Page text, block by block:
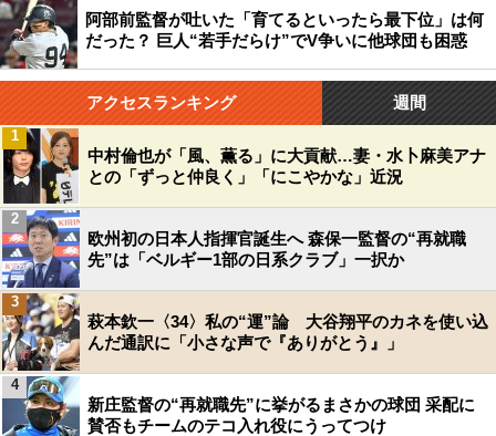
阿部前監督が吐いた「育てるといったら最下位」は何
だった？ 巨人“若手だらけ”でV争いに他球団も困惑
アクセスランキング 週間
中村倫也が「風、薫る」に大貢献…妻・水卜麻美アナ
との「ずっと仲良く」「にこやかな」近況
1
欧州初の日本人指揮官誕生へ 森保一監督の“再就職
先”は「ベルギー1部の日系クラブ」一択か
2
萩本欽一〈34〉私の“運”論 大谷翔平のカネを使い込
んだ通訳に「小さな声で『ありがとう』」
3
新庄監督の“再就職先”に挙がるまさかの球団 采配に
賛否もチームのテコ入れ役にうってつけ
4